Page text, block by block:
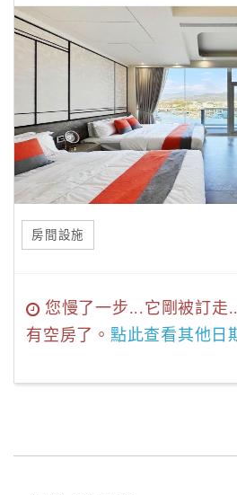
房間設施
您慢了一步...它剛被訂走
有空房了。 點此查看其他日